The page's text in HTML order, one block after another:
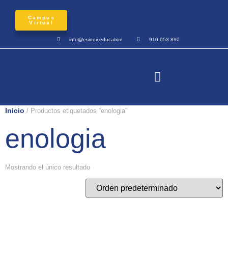
Campus
Virtual
info@esinev.education 910 053 890
Inicio / Productos etiquetados “enologia”
enologia
Mostrando el único resultado